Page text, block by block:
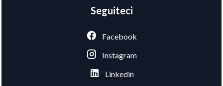
Seguiteci
Facebook
Instagram
Linkedin